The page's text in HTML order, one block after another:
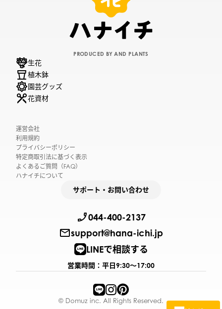
PRODUCED BY AND PLANTS
生花
植木鉢
園芸グッズ
花資材
運営会社
利用規約
プライバシーポリシー
特定商取引法に基づく表示
よくあるご質問（FAQ）
ハナイチについて
サポート・お問い合わせ
044-400-2137
support@hana-ichi.jp
LINEで相談する
営業時間：平日9:30〜17:00
© Domuz inc. All Rights Reserved.